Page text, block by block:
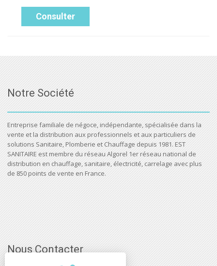
Consulter
Notre Société
Entreprise familiale de négoce, indépendante, spécialisée dans la
vente et la distribution aux professionnels et aux particuliers de
solutions Sanitaire, Plomberie et Chauffage depuis 1981. EST
SANITAIRE est membre du réseau Algorel 1er réseau national de
distribution en chauffage, sanitaire, électricité, carrelage avec plus
de 850 points de vente en France.
Nous Contacter